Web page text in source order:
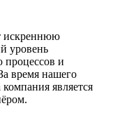
искреннюю
уровень
процессов и
время нашего
является